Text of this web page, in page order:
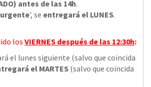
antes de las 14h.
', se entregará el LUNES.
losVIERNES después de las 12:30h:
el lunes siguiente (salvo que coincida
el MARTES (salvo que coincida